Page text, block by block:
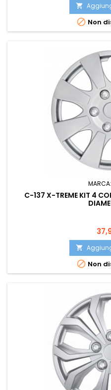

 Non
MARCA:
C-137 X-TREME KIT 4

 Non